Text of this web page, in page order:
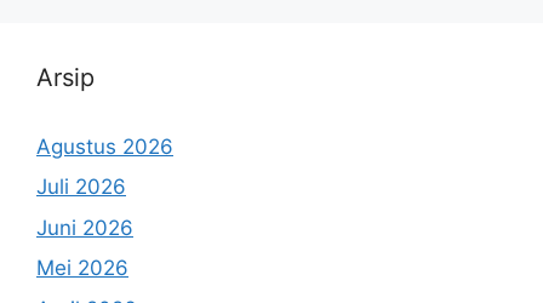
Arsip
Agustus 2026
Juli 2026
Juni 2026
Mei 2026